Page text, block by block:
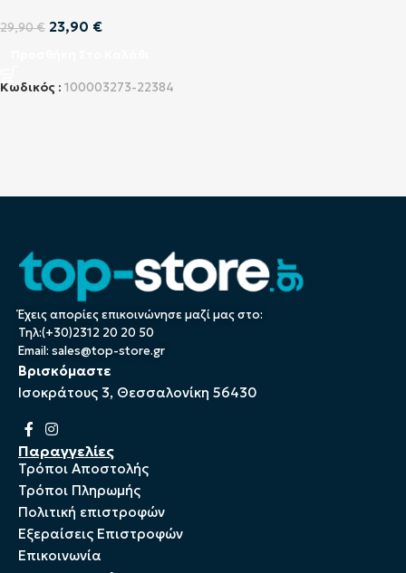
29,90€ 23,90 €
Κωδικός : 100003273-22384
Έχεις απορίες επικοινώνησε μαζί μας στο:
Τηλ:(+30)2312 20 20 50
Email: sales@top-store.gr
Βρισκόμαστε
Ισοκράτους 3, Θεσσαλονίκη 56430
Παραγγελίες
Τρόποι Αποστολής
Τρόποι Πληρωμής
Πολιτική επιστροφών
Εξεραίσεις Επιστροφών
Επικοινωνία